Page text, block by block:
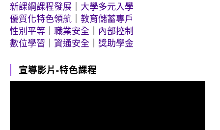
新課綱課程發展
大學多元入學
優質化特色領航
教育儲蓄專戶
性別平等
職業安全
內部控制
數位學習
資通安全 獎助學金
宣導影片-特色課程